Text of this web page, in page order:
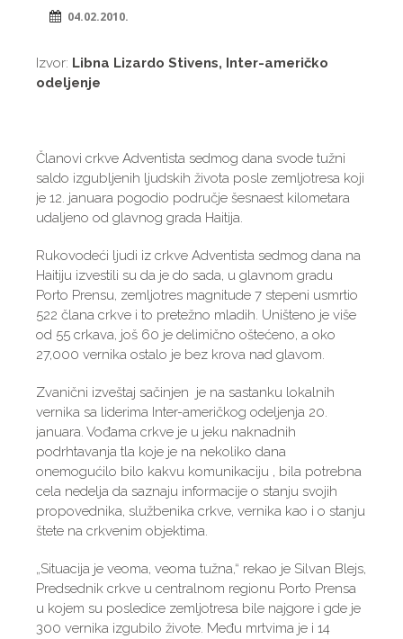
04.02.2010.
Izvor: Libna Lizardo Stivens, Inter-američko
odeljenje
Članovi crkve Adventista sedmog dana svode tužni
saldo izgubljenih ljudskih života posle zemljotresa koji
je 12. januara pogodio područje šesnaest kilometara
udaljeno od glavnog grada Haitija.
Rukovodeći ljudi iz crkve Adventista sedmog dana na
Haitiju izvestili su da je do sada, u glavnom gradu
Porto Prensu, zemljotres magnitude 7 stepeni usmrtio
522 člana crkve i to pretežno mladih. Uništeno je više
od 55 crkava, još 60 je delimično oštećeno, a oko
27,000 vernika ostalo je bez krova nad glavom.
Zvanični izveštaj sačinjen je na sastanku lokalnih
vernika sa liderima Inter-američkog odeljenja 20.
januara. Vođama crkve je u jeku naknadnih
podrhtavanja tla koje je na nekoliko dana
onemogućilo bilo kakvu komunikaciju , bila potrebna
cela nedelja da saznaju informacije o stanju svojih
propovednika, službenika crkve, vernika kao i o stanju
štete na crkvenim objektima.
„Situacija je veoma, veoma tužna,“ rekao je Silvan Blejs,
Predsednik crkve u centralnom regionu Porto Prensa
u kojem su posledice zemljotresa bile najgore i gde je
300 vernika izgubilo živote. Među mrtvima je i 14